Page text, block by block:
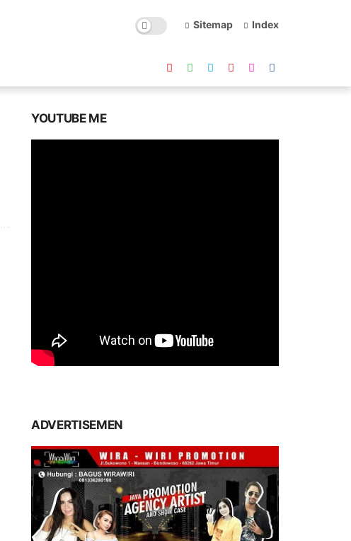
Sitemap Index
YOUTUBE ME
ADVERTISEMEN